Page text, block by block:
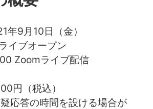
年9月10日（金）
イブオープン
Zoomライブ配信
円（税込）
応答の時間を設ける場合が